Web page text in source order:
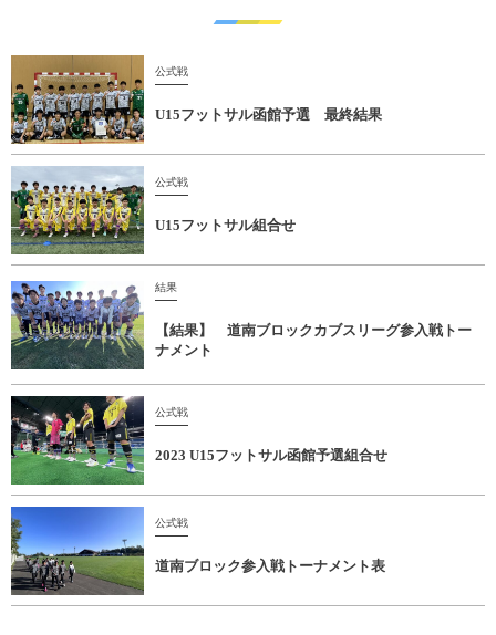
公式戦
U15フットサル函館予選 最終結果
公式戦
U15フットサル組合せ
結果
【結果】 道南ブロックカブスリーグ参入戦トー
ナメント
公式戦
2023 U15フットサル函館予選組合せ
公式戦
道南ブロック参入戦トーナメント表